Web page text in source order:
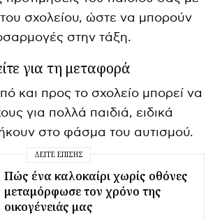
σχολείου, ώστε να μπορούν
στην τάξη.
για τη μεταφορά
και προς το σχολείο μπορεί να
για πολλά παιδιά, ειδικά
στο φάσμα του αυτισμού.
ΔΕΊΤΕ ΕΠΊΣΗΣ
Πώς ένα καλοκαίρι χωρίς οθόνες
μεταμόρφωσε τον χρόνο της
οικογένειάς μας